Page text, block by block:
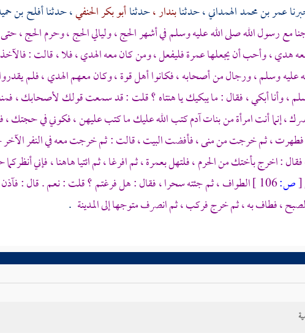
عمر بن محمد الهمداني ،حدثنابندار ،حدثناأبو بكر الحنفي، حدثناأفلح بن
مع رسول الله صلى الله عليه وسلم في أشهر الحج ، وليالي الحج ، وحرم الحج ، حتى
هدي ، وأحب أن يجعلها عمرة فليفعل ، ومن كان معه الهدي ، فلا ، قالت :
عليه وسلم ، ورجال من أصحابه ، فكانوا أهل قوة ، وكان معهم الهدي ، فلم
، وأنا أبكي ، فقال : ما يبكيك يا هنتاه ؟ قلت : قد سمعت قولك لأصحابك ،
، إنما أنت امرأة من بنات آدم كتب الله عليك ما كتب عليهن ، فكوني في
فطهرت ، ثم خرجت منمنى، فأفضتالبيت، قالت : ثم خرجت معه في النفر
: اخرج بأختك من الحرم ، فلتهل بعمرة ، ثم افرغا ، ثم ائتيا هاهنا ، فإني
[ص:106 ] الطواف ، ثم جئته سحرا ، فقال : هل فرغتم ؟ قلت : نعم . قال : فآذن
، فطاف به ، ثم خرج فركب ، ثم انصرف متوجها إلىالمدينة .